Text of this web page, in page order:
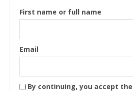
First name or full name
Email
By continuing, you accept